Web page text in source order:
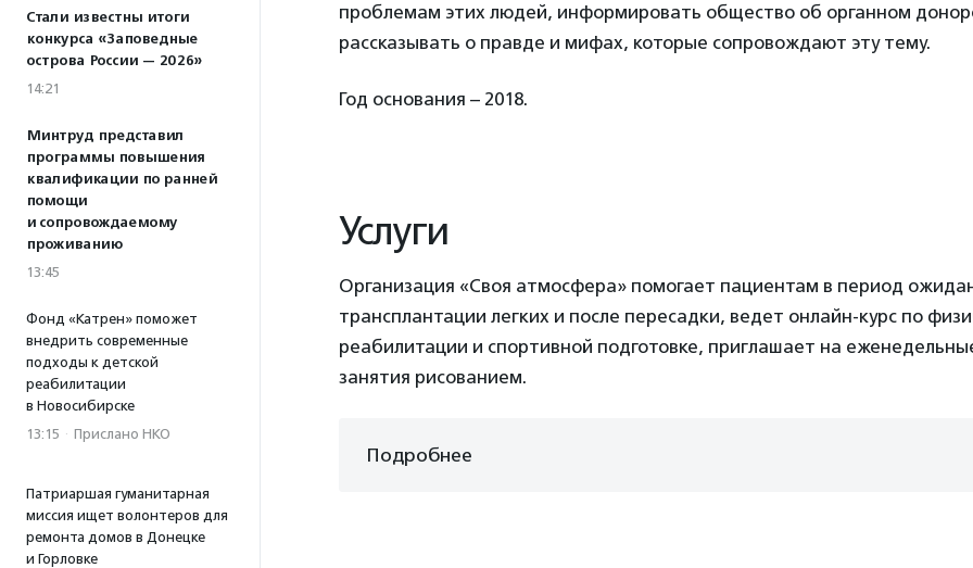
Стали известны итоги
конкурса «Заповедные
острова России — 2026»
14:21
Минтруд представил
программы повышения
квалификации по ранней
помощи
и сопровождаемому
проживанию
13:45
Фонд «Катрен» поможет
внедрить современные
подходы к детской
реабилитации
в Новосибирске
13:15 · Прислано НКО
Патриаршая гуманитарная
миссия ищет волонтеров для
ремонта домов в Донецке
и Горловке
проблемам этих людей, информировать общество об органном
рассказывать о правде и мифах, которые сопровождают эту тему.
Год основания – 2018.
Услуги
Организация «Своя атмосфера» помогает пациентам в период
трансплантации легких и после пересадки, ведет онлайн-курс по
реабилитации и спортивной подготовке, приглашает на
занятия рисованием.
Подробнее